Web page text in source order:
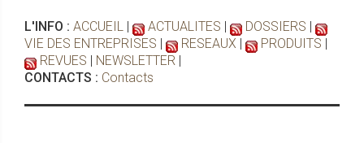
L'INFO : ACCUEIL ACTUALITES DOSSIERS
VIE DES ENTREPRISES
RESEAUX PRODUITS
REVUES
NEWSLETTER
CONTACTS : Contacts